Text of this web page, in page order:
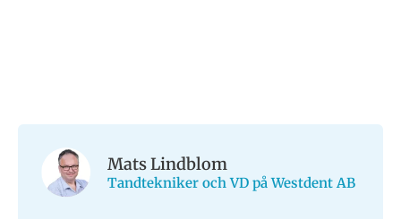
Mats Lindblom
Tandtekniker och VD på Westdent AB